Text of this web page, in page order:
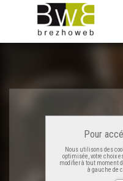
Pour
Nous utilisons des
optimisée, votre choix
modifier à tout moment
à gauche de